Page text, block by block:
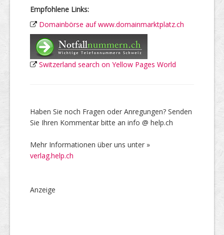
Empfohlene Links:
Domainbörse auf www.domainmarktplatz.ch
Switzerland search on Yellow Pages World
Haben Sie noch Fragen oder Anregungen? Senden
Sie Ihren Kommentar bitte an info @ help.ch
Mehr Informationen über uns unter »
verlag.help.ch
Anzeige